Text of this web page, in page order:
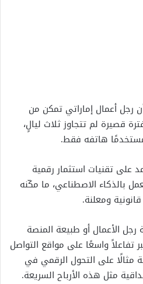
رجل أعمال إماراتي تمكن من
قصيرة لم تتجاوز ثلاث ليالٍ،
هاتفه فقط.
على تقنيات استثمار رقمية
بالذكاء الاصطناعي، ما مكّنه
ومعلنة.
الأعمال أو طبيعة المنصة
تفاعلاً واسعًا على مواقع التواصل
مثالًا على التحول الرقمي في
مثل هذه الأرباح السريعة.